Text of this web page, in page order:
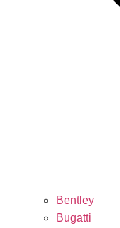
Bentley
Bugatti